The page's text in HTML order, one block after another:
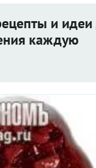
и идеи
каждую